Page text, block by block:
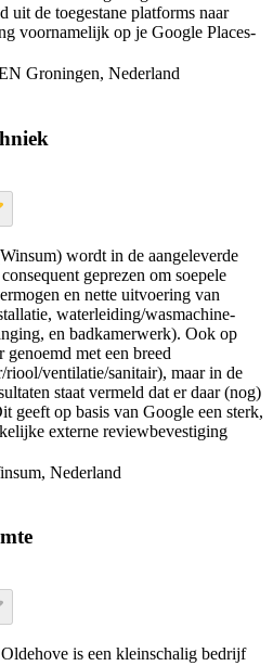
uit de toegestane platforms naar
voornamelijk op je Google Places-
Groningen, Nederland
wordt in de aangeleverde
geprezen om soepele
en nette uitvoering van
waterleiding/wasmachine-
en badkamerwerk). Ook op
met een breed
ventilatie/sanitair), maar in de
staat vermeld dat er daar (nog)
geeft op basis van Google een sterk,
externe reviewbevestiging
Nederland
is een kleinschalig bedrijf